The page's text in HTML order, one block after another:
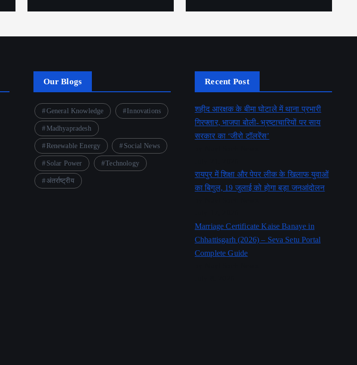
Our Blogs
General Knowledge Innovations
Madhyapradesh
Renewable Energy Social News
Solar Power Technology
अंतर्राष्ट्रीय
Recent Post
शहीद आरक्षक के बीमा घोटाले में थाना प्रभारी
गिरफ्तार, भाजपा बोली- भ्रष्टाचारियों पर साय
सरकार का ‘जीरो टॉलरेंस’
रायपुर में शिक्षा और पेपर लीक के खिलाफ युवाओं
का बिगुल, 19 जुलाई को होगा बड़ा जनआंदोलन
Marriage Certificate Kaise Banaye in
Chhattisgarh (2026) – Seva Setu Portal
Complete Guide